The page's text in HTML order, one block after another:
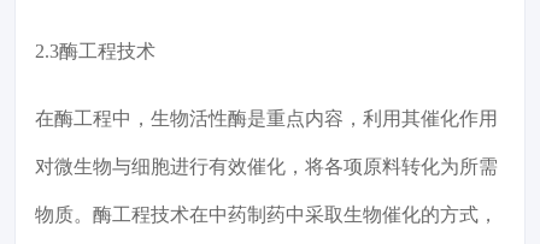
2.3酶工程技术
在酶工程中，生物活性酶是重点内容，利用其催化作用
对微生物与细胞进行有效催化，将各项原料转化为所需
物质。酶工程技术在中药制药中采取生物催化的方式，